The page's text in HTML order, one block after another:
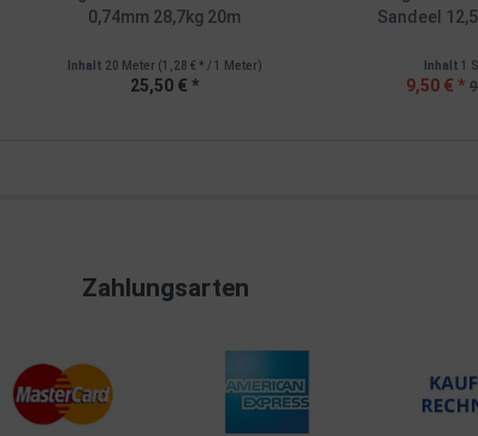
0,74mm 28,7kg 20m
Inhalt 20 Meter (1,28 € * / 1 Meter)
25,50 € *
Sandeel
Inhalt1
9,50 € *
Zahlungsarten